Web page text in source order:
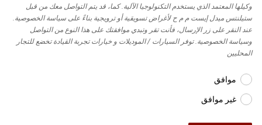
وكيلها المعتمد الذي يستخدم التكنولوجيا الآلية. كما، قد يتم التواصل معك من قبل
ستيلنتس ميدل إيست م م ح لأغراض تسويقية أو ترويجية بناءً على سياسة الخصوصية.
عند النقر على زر الإرسال، فأنت تقر وتبدي موافقتك على هذا النوع من التواصل
وسياسة الخصوصية. توفر السيارات / الموديلات و خيارات تجربة القيادة تخضع للتجار
المحليين
موافق
غير موافق